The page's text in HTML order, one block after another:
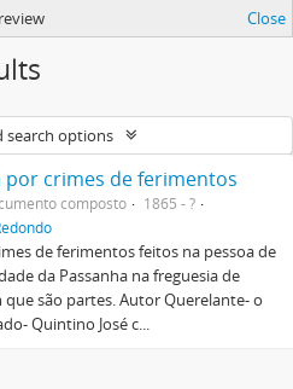
Close
search options
crimes de ferimentos
composto
1865 - ?
de ferimentos feitos na pessoa de
da Passanha na freguesia de
que são partes. Autor Querelante- o
Quintino José c...